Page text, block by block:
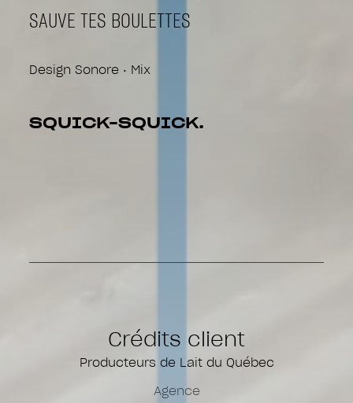
SAUVE TES BOULETTES
Design Sonore • Mix
SQUICK-SQUICK.
Crédits client
Producteurs de Lait du Québec
Agence